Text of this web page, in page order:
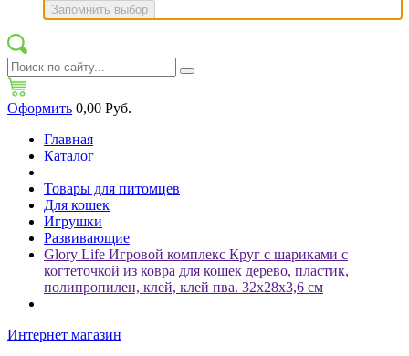
Запомнить выбор
Оформить 0,00 Руб.
Главная
Каталог
Товары для питомцев
Для кошек
Игрушки
Развивающие
Glory Life Игровой комплекс Круг с шариками c
когтеточкой из ковра для кошек дерево, пластик,
полипропилен, клей, клей пва. 32х28х3,6 см
Интернет магазин